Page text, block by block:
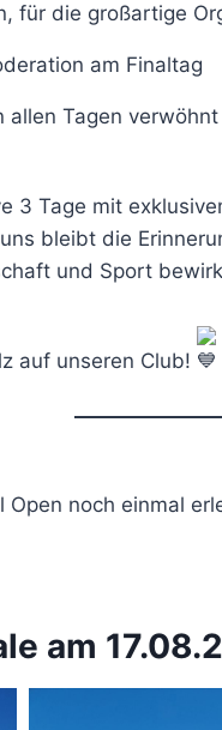
für die großartige
am Finaltag
allen Tagen
3 Tage mit
bleibt die
und Sport
auf unseren Club!
noch einmal
am